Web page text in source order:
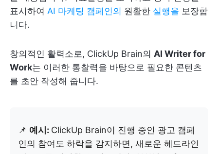
표시하여 AI 마케팅 캠페인의 원활한 실행을 보장합
니다.
창의적인 활력소로, ClickUp Brain의 AI Writer for
Work는 이러한 통찰력을 바탕으로 필요한 콘텐츠
를 초안 작성해 줍니다.
📌 예시: ClickUp Brain이 진행 중인 광고 캠페
인의 참여도 하락을 감지하면, 새로운 헤드라인